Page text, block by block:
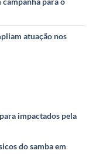
atuação nos
impactados pela
do samba em